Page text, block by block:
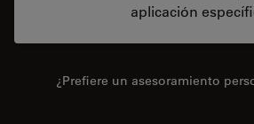
aplicación
¿Prefiere un asesoramiento